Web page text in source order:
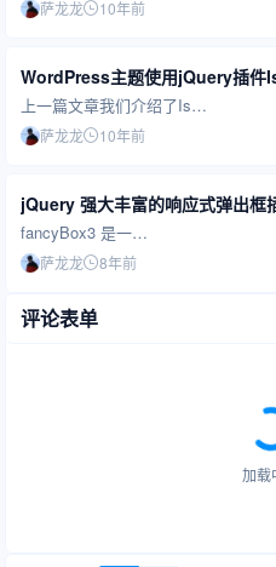
萨龙龙 10年前
WordPress主题使用jQuery插件
上一篇文章我们介绍了Is…
萨龙龙 10年前
jQuery 强大丰富的响应式弹出
fancyBox3 是一…
萨龙龙 8年前
评论表单
加